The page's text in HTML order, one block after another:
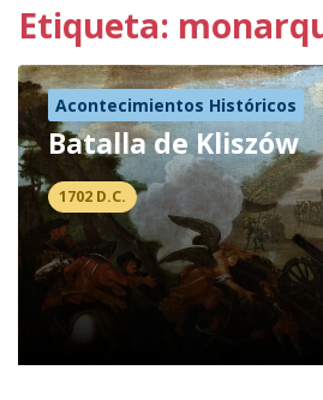
Etiqueta:
Acontecimientos Históricos
Batalla de Kliszów
1702 D.C.